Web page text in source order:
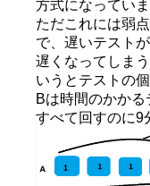
方式になっていま
ただこれには弱
で、遅いテスト
遅くなってしま
いうとテストの
Bは時間のかか
すべて回すのに9